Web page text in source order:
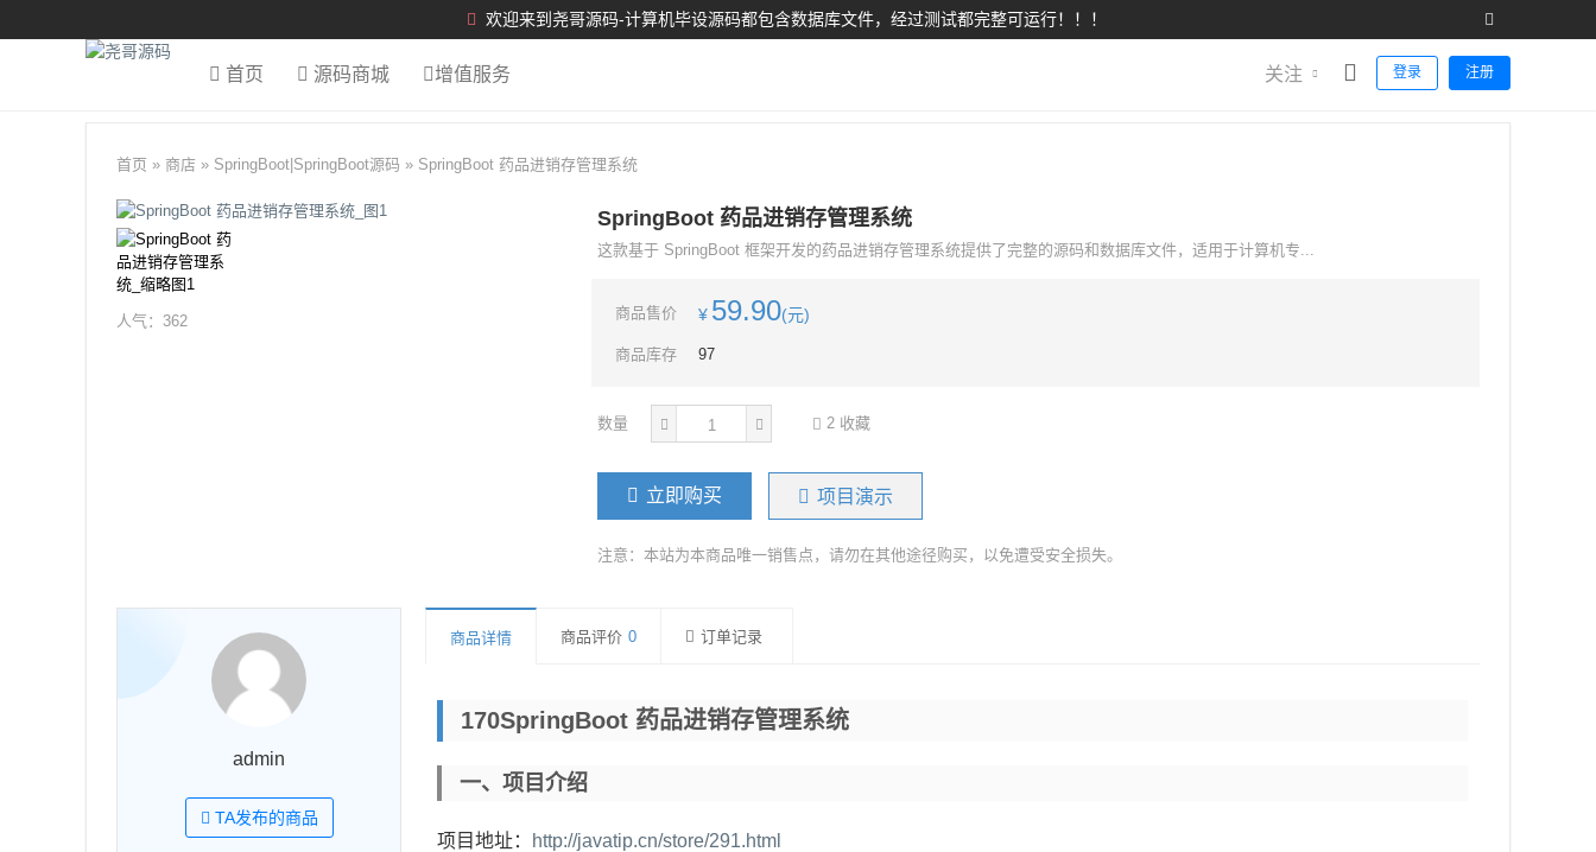
欢迎来到尧哥源码-计算机毕设源码都包含数据库文件，经过测试都完整可运行！！！
登录 注册
关注
首页 源码商城 增值服务
首页 » 商店 » SpringBoot SpringBoot源码 » SpringBoot 药品进销存管理系统
人气： 362
SpringBoot 药品进销存管理系统
这款基于 SpringBoot 框架开发的药品进销存管理系统提供了完整的源码和数据库文件，适用于计算机专...
商品售价 ¥ 59.90(元)
商品库存 97
数量 2 收藏
立即购买 项目演示
注意：本站为本商品唯一销售点，请勿在其他途径购买，以免遭受安全损失。
商品详情 商品评价 0 订单记录
170SpringBoot 药品进销存管理系统
一、项目介绍
项目地址： http://javatip.cn/store/291.html
admin
TA发布的商品